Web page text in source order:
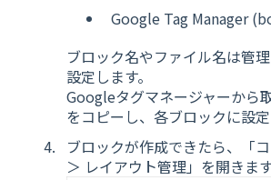
Google Tag Manager
ブロック名やファイル名は管
設定します。
Googleタグマネージャーから
をコピーし、各ブロックに設定
ブロックが作成できたら、「
＞ レイアウト管理」を開きます